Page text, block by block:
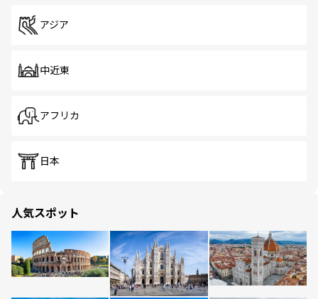
アジア
中近東
アフリカ
日本
人気スポット